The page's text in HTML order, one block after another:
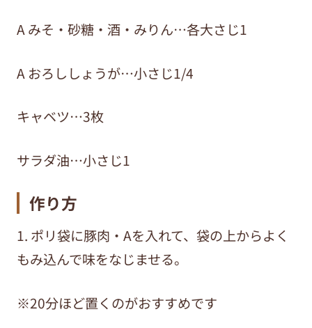
A みそ・砂糖・酒・みりん…各大さじ1
A おろししょうが…小さじ1/4
キャベツ…3枚
サラダ油…小さじ1
作り方
1. ポリ袋に豚肉・Aを入れて、袋の上からよく
もみ込んで味をなじませる。
※20分ほど置くのがおすすめです